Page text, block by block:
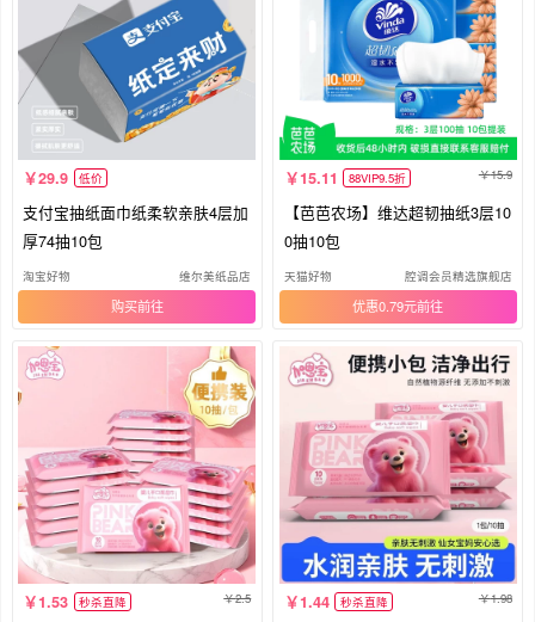
29.9 低价
支付宝抽纸面巾纸柔软亲肤4层加
厚74抽10包
淘宝好物 维尔美纸品店
购买
15.11 88VIP9.5折 15.9
【芭芭农场】维达超韧抽纸3层10
0抽10包
天猫好物 腔调会员精选旗舰店
优惠0.79元
1.53 秒杀直降 2.5 1.44 秒杀直降 1.98